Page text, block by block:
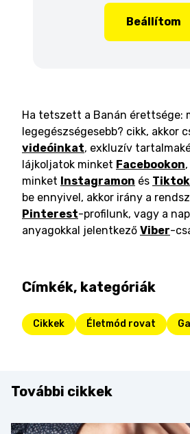
Beállítom
Ha tetszett a Banán érettsége:
legegészségesebb? cikk, akkor
videóinkat, exkluzív
lájkoljatok minket Facebookon
minket Instagramon és
be ennyivel, akkor irány a
Pinterest-profilunk, vagy a
anyagokkal jelentkező Viber-
Címkék, kategóriák
Cikkek Életmód rovat
További cikkek